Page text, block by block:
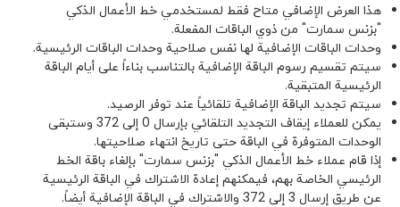
هذا العرض الإضافي متاح فقط لمستخدمي خط الأعمال الذكي
"بزنس سمارت" من ذوي الباقات المفعلة.
وحدات الباقات الإضافية لها نفس صلاحية وحدات الباقات الرئيسية.
سيتم تقسيم رسوم الباقة الإضافية بالتناسب بناءاً على أيام الباقة
الرئيسية المتبقية.
سيتم تجديد الباقة الإضافية تلقائياً عند توفر الرصيد.
يمكن للعملاء إيقاف التجديد التلقائي بإرسال 0 إلى 372 وستبقى
الوحدات المتوفرة في الباقة حتى تاريخ انتهاء صلاحيتها.
إذا قام عملاء خط الأعمال الذكي "بزنس سمارت" بإلغاء باقة الخط
الرئيسي الخاصة بهم، فيمكنهم إعادة الاشتراك في الباقة الرئيسية
عن طريق إرسال 3 إلى 372 والاشتراك في الباقة الإضافية أيضاً.